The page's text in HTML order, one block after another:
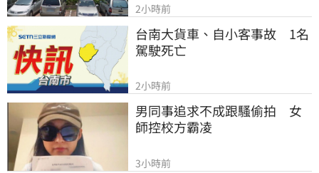
2小時前
台南大貨車、自小客事故　1名
駕駛死亡
2小時前
男同事追求不成跟騷偷拍　女
師控校方霸凌
3小時前